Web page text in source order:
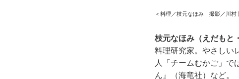
＜料理／枝元なほみ 撮影／川
枝元なほみ（えだもと
料理研究家。やさしい
人「チームむかご」で
ん』（海竜社）など。